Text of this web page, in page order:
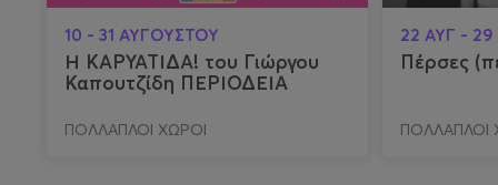
10 - 31 ΑΥΓΟΥΣΤΟΥ
Η ΚΑΡΥΑΤΙΔΑ! του Γιώργου
Καπουτζίδη ΠΕΡΙΟΔΕΙΑ
ΠΟΛΛΑΠΛΟΙ ΧΩΡΟΙ
22 ΑΥΓ - 29
ΠΟΛΛΑΠΛΟΙ